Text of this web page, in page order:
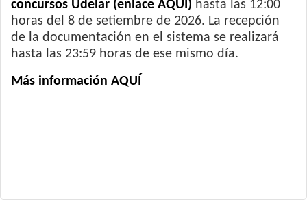
concursos Udelar (enlace AQUÍ) hasta las 12:00
horas del 8 de setiembre de 2026. La recepción
de la documentación en el sistema se realizará
hasta las 23:59 horas de ese mismo día.
Más información AQUÍ